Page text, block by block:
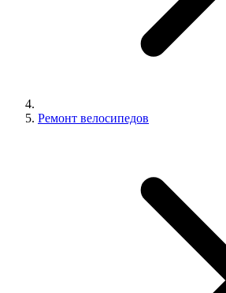
Ремонт велосипедов